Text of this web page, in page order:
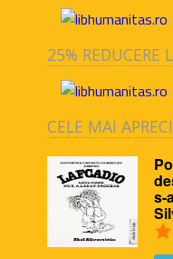
25% REDUCERE
CELE MAI
s-